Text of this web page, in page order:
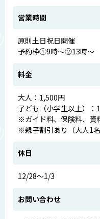
営業時間
原則土日祝日開催
予約枠①9時～②13時～
料金
大人：1,500円
子ども（小学生以上）：
※ガイド料、保険料、資
※親子割引あり（大人1
休日
12/28～1/3
お問い合わせ